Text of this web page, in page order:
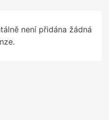
není přidána žádná